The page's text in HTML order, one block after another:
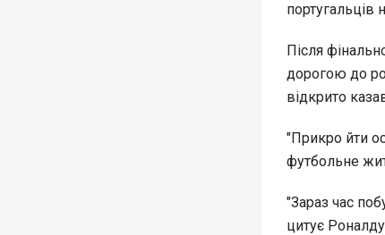
португальців
Після
дорогою до
відкрито
"Прикро йти
футбольне
"Зараз час
цитує Роналду